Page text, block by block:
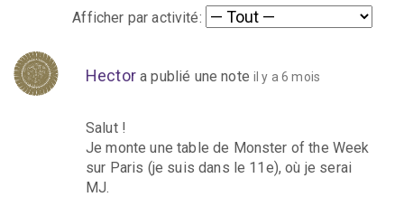
Afficher par activité:
Hectora publié une noteil y a 6 mois
Salut !
Je monte une table de Monster of the Week
sur Paris (je suis dans le 11e), où je serai
MJ.